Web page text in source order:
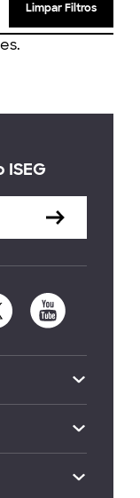
Limpar Filtros
ISEG